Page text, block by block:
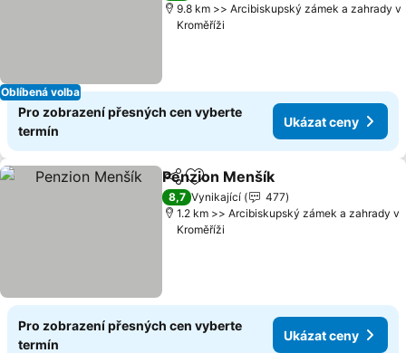
Oblíbená volba
9.8 km >> Arcibiskupský zámek a zahrady v
Kroměříži
Pro zobrazení přesných cen vyberte
termín
Ukázat ceny
SdíletPřidat na seznam oblíbených
Penzion Menšík
8,7 Vynikající
477
1.2 km >> Arcibiskupský zámek a zahrady v
Kroměříži
Pro zobrazení přesných cen vyberte
termín
Ukázat ceny